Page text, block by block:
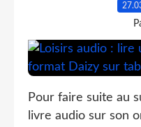
Pour faire suite au
livre audio sur son